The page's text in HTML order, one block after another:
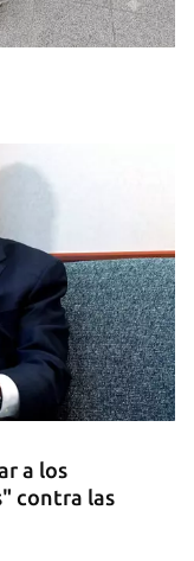
a los
contra las